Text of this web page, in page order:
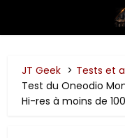
JT Geek
Tests et
Test du Oneodio
Hi-res à moins de